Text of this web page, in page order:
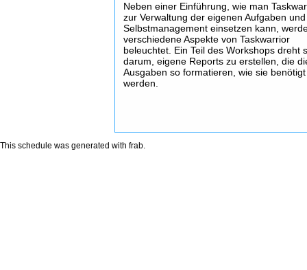
Neben einer Einführung, wie man
zur Verwaltung der eigenen Aufgaben
Selbstmanagement einsetzen kann,
verschiedene Aspekte von Taskwarrior
beleuchtet. Ein Teil des Workshops dreht
darum, eigene Reports zu erstellen, die
Ausgaben so formatieren, wie sie benötigt
werden.
This schedule was generated with frab.